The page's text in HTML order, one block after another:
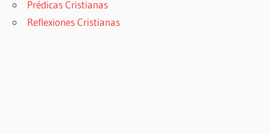
Prédicas Cristianas
Reflexiones Cristianas